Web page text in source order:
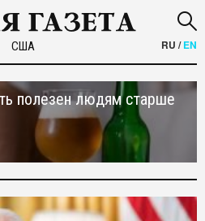
США RU /EN
полезен людям старше